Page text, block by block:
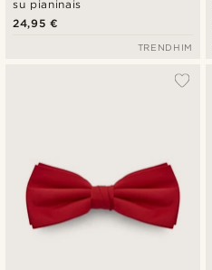
su pianinais
24,95 €
TRENDHIM